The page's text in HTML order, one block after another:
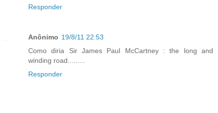
Responder
Anônimo 19/8/11 22:53
Como diria Sir James Paul McCartney : the long and
winding road.........
Responder